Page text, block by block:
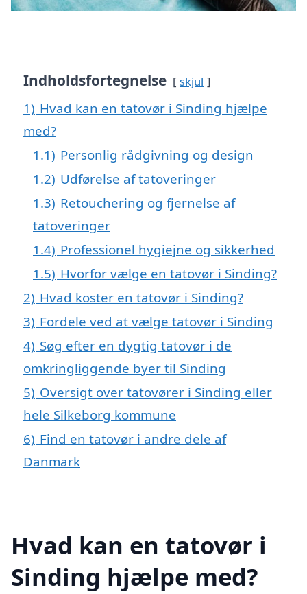
Indholdsfortegnelse skjul
1) Hvad kan en tatovør i Sinding hjælpe
med?
1.1) Personlig rådgivning og design
1.2) Udførelse af tatoveringer
1.3) Retouchering og fjernelse af
tatoveringer
1.4) Professionel hygiejne og sikkerhed
1.5) Hvorfor vælge en tatovør i Sinding?
2) Hvad koster en tatovør i Sinding?
3) Fordele ved at vælge tatovør i Sinding
4) Søg efter en dygtig tatovør i de
omkringliggende byer til Sinding
5) Oversigt over tatovører i Sinding eller
hele Silkeborg kommune
6) Find en tatovør i andre dele af
Danmark
Hvad kan en tatovør i
Sinding hjælpe med?